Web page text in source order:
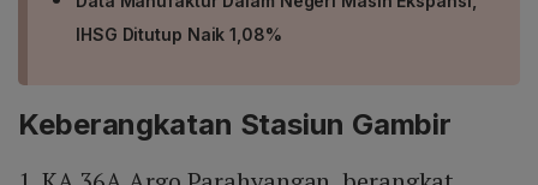
IHSG Ditutup Naik 1,08%
Keberangkatan Stasiun Gambir